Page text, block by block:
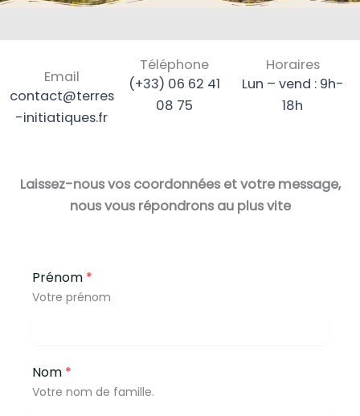
Email
contact@terres
-initiatiques.fr
Téléphone
(+33) 06 62 41
08 75
Horaires
Lun – vend : 9h-
18h
Laissez-nous vos coordonnées et votre message,
nous vous répondrons au plus vite
Prénom *
Votre prénom
Nom *
Votre nom de famille.